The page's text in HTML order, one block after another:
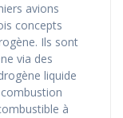
avions
concepts
Ils sont
via des
liquide
à